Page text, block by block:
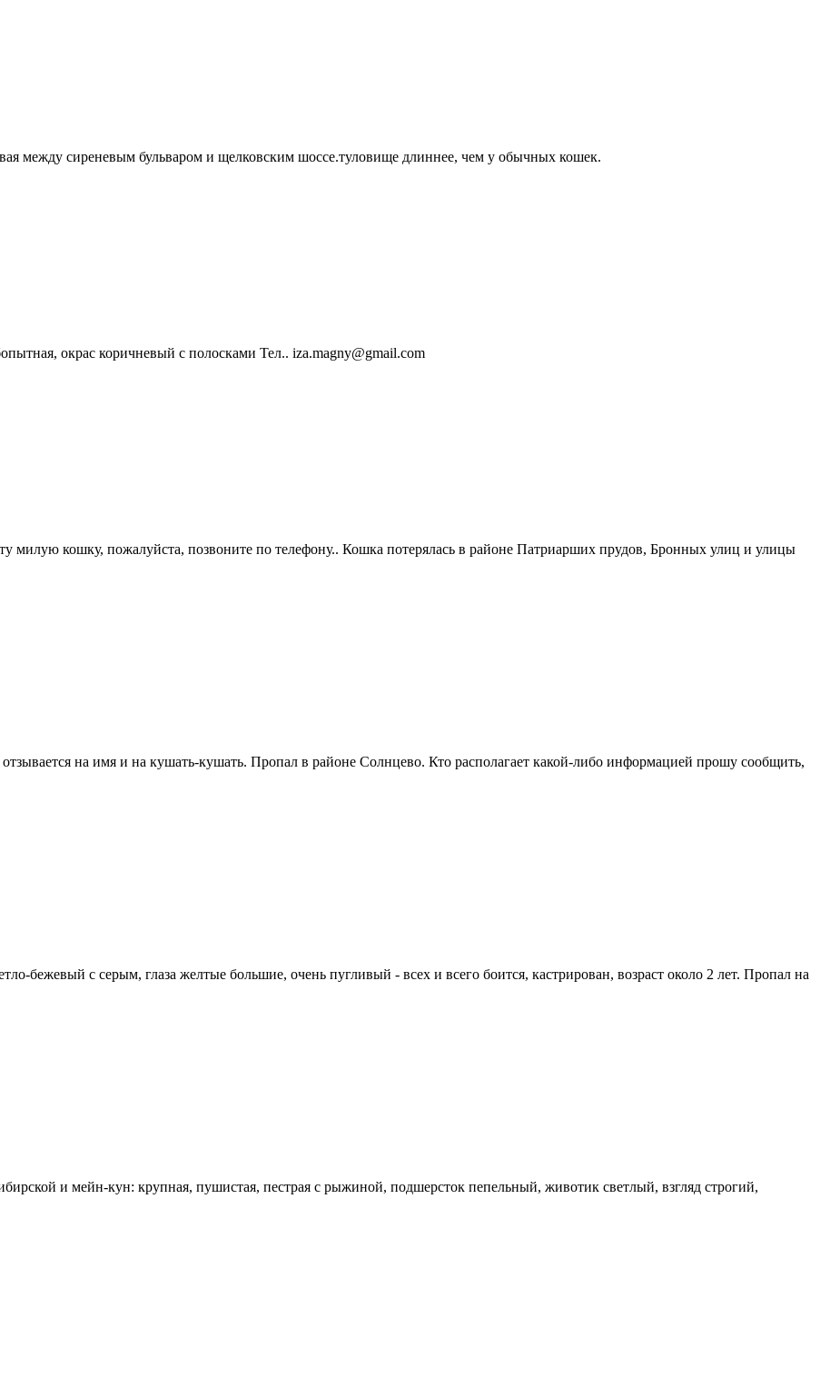
между сиреневым бульваром и щелковским шоссе.туловище длиннее, чем у обычных кошек.
окрас коричневый с полосками Тел.. iza.magny@gmail.com
кошку, пожалуйста, позвоните по телефону.. Кошка потерялась в районе Патриарших прудов, Бронных улиц и улицы
на имя и на кушать-кушать. Пропал в районе Солнцево. Кто располагает какой-либо информацией прошу сообщить,
бежевый с серым, глаза желтые большие, очень пугливый - всех и всего боится, кастрирован, возраст около 2 лет. Пропал на
и мейн-кун: крупная, пушистая, пестрая с рыжиной, подшерсток пепельный, животик светлый, взгляд строгий,